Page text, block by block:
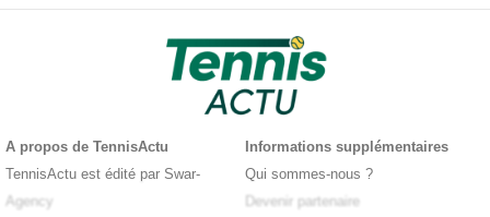
A propos de TennisActu
TennisActu est édité par Swar-
Agency
Informations supplémentaires
Qui sommes-nous ?
Devenir partenaire